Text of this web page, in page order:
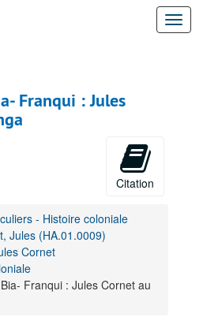
Franqui : Jules
Citation
- Histoire coloniale
Jules (HA.01.0009)
Cornet
Franqui : Jules Cornet au